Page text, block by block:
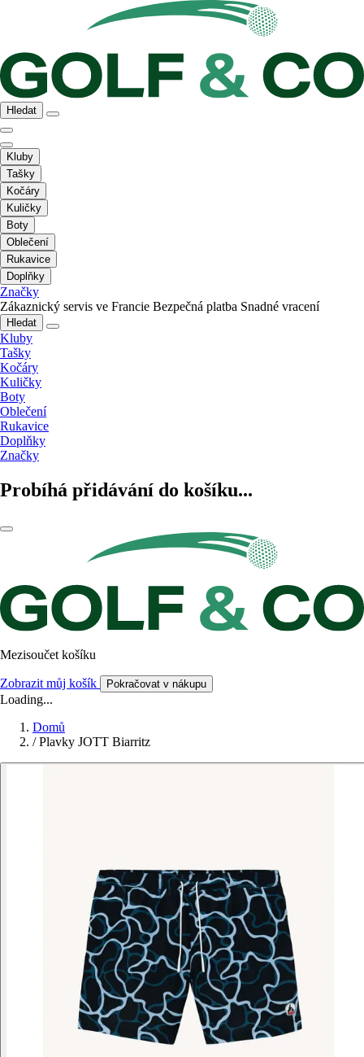
Hledat
Kluby
Tašky
Kočáry
Kuličky
Boty
Oblečení
Rukavice
Doplňky
Značky
Zákaznický servis ve Francie Bezpečná platba Snadné vracení
Hledat
Kluby
Tašky
Kočáry
Kuličky
Boty
Oblečení
Rukavice
Doplňky
Značky
Probíhá přidávání do košíku...
Mezisoučet košíku
Zobrazit můj košík Pokračovat v nákupu
Loading...
Domů
/ Plavky JOTT Biarritz